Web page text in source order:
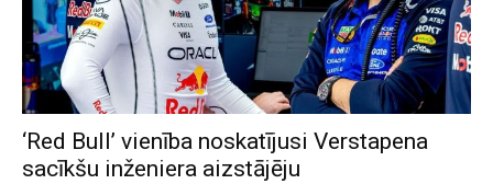
‘Red Bull’ vienība noskatījusi Verstapena
sacīkšu inženiera aizstājēju